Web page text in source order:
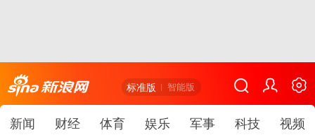
标准版 智能版
新闻 财经 体育 娱乐 军事 科技
视频